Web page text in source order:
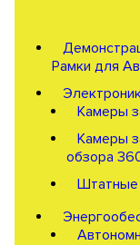
Рамки для
Камеры
Камеры
обзора
Штатные